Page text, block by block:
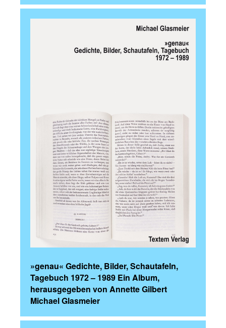
»genau« Gedichte, Bilder, Schautafeln,
Tagebuch 1972 – 1989 Ein Album,
herausgegeben von Annette Gilbert
Michael Glasmeier